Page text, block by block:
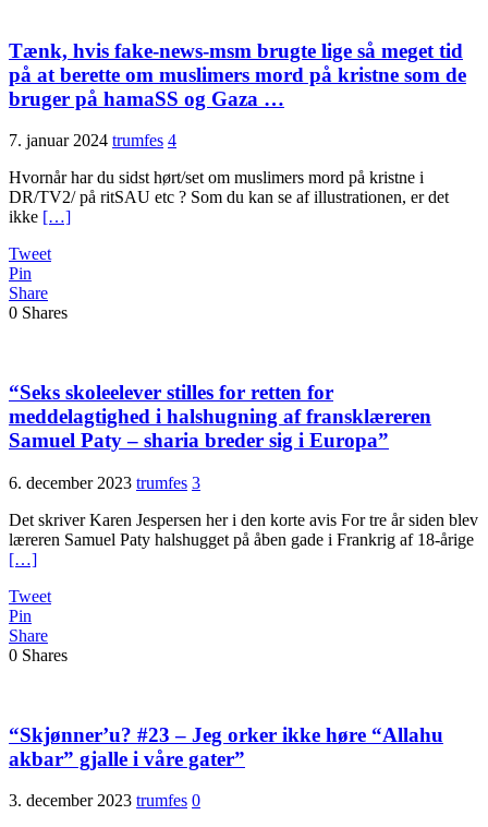
Tænk, hvis fake-news-msm brugte lige så meget tid
på at berette om muslimers mord på kristne som de
bruger på hamaSS og Gaza …
7. januar 2024 trumfes 4
Hvornår har du sidst hørt/set om muslimers mord på kristne i
DR/TV2/ på ritSAU etc ? Som du kan se af illustrationen, er det
ikke […]
Tweet
Pin
Share
0 Shares
“Seks skoleelever stilles for retten for
meddelagtighed i halshugning af fransklæreren
Samuel Paty – sharia breder sig i Europa”
6. december 2023 trumfes 3
Det skriver Karen Jespersen her i den korte avis For tre år siden blev
læreren Samuel Paty halshugget på åben gade i Frankrig af 18-årige
[…]
Tweet
Pin
Share
0 Shares
“Skjønner’u? #23 – Jeg orker ikke høre “Allahu
akbar” gjalle i våre gater”
3. december 2023 trumfes 0